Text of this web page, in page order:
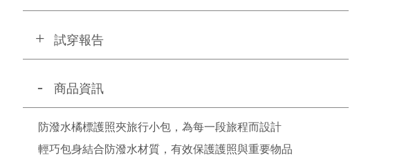
試穿報告
商品資訊
防潑水橘標護照夾旅行小包，為每一段旅程而設計
輕巧包身結合防潑水材質，有效保護護照與重要物品